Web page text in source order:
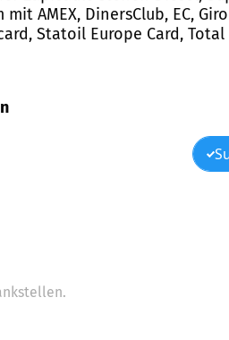
AMEX, DinersClub, EC,
Statoil Europe Card,